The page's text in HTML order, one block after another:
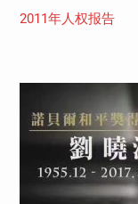
2011年人权报告